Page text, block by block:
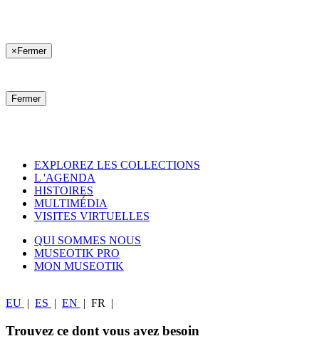
× Fermer
Fermer
EXPLOREZ LES COLLECTIONS
L 'AGENDA
HISTOIRES
MULTIMÉDIA
VISITES VIRTUELLES
QUI SOMMES NOUS
MUSEOTIK PRO
MON MUSEOTIK
EU | ES | EN | FR |
Trouvez ce dont vous avez besoin